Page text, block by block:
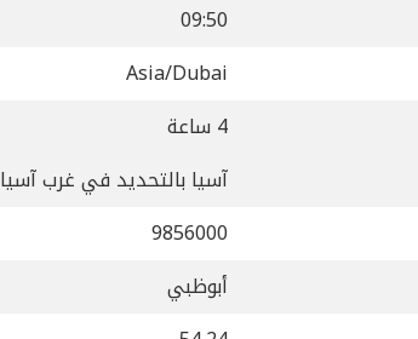
09:50
Asia/Dubai
4 ساعة
آسيا بالتحديد في غرب آسيا
9856000
أبوظبي